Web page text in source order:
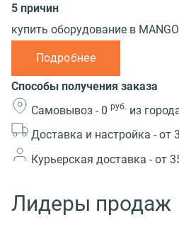
5 причин
купить оборудование в
Подробнее
Способы получения заказа
Самовывоз - 0 руб. из
Доставка и настройка - от
Курьерская доставка - от
Лидеры продаж